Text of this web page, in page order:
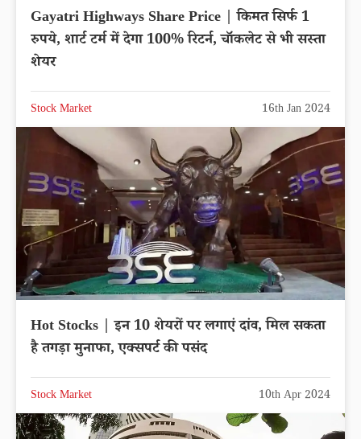
Gayatri Highways Share Price | किमत सिर्फ 1
रुपये, शार्ट टर्म में देगा 100% रिटर्न, चॉकलेट से भी सस्ता
शेयर
Stock Market 16th Jan 2024
Hot Stocks | इन 10 शेयरों पर लगाएं दांव, मिल सकता
है तगड़ा मुनाफा, एक्सपर्ट की पसंद
Stock Market 10th Apr 2024